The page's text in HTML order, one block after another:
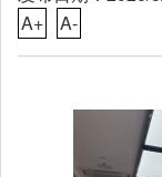
A+
A-